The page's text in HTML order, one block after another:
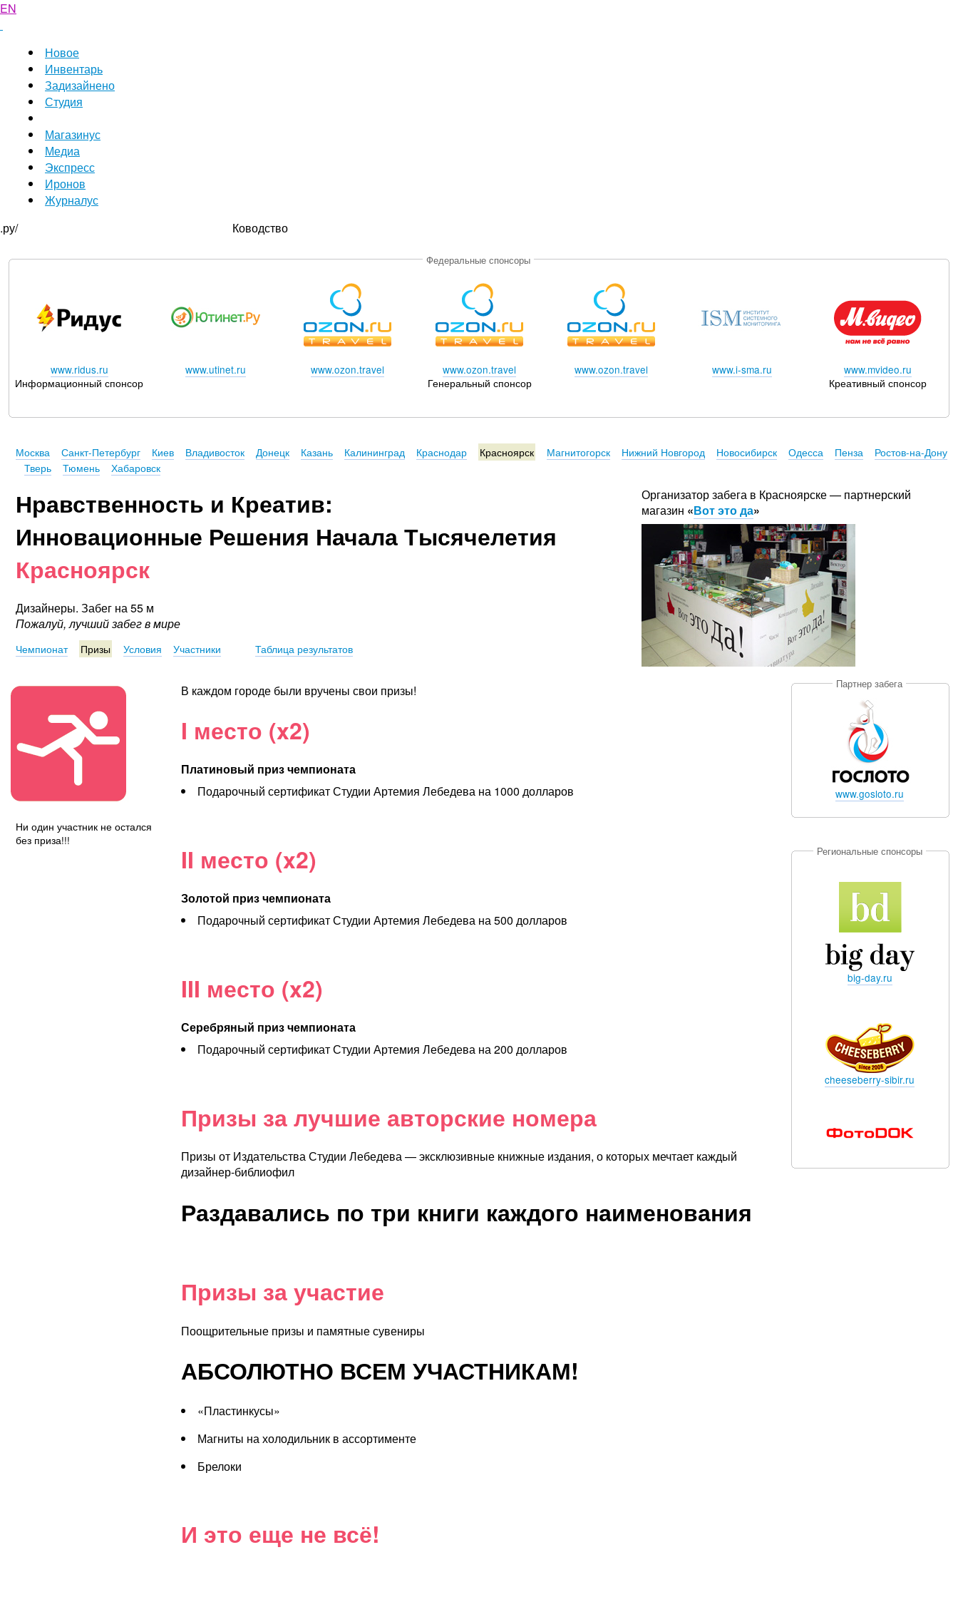
EN
Новое
Инвентарь
Задизайнено
Студия
Магазинус
Медиа
Экспресс
Иронов
Журналус
.ру/
Ководство
Федеральные спонсоры
www.ridus.ru
Информационный спонсор
www.utinet.ru www.ozon.travel
www.ozon.travel
Генеральный спонсор
www.ozon.travel www.i-sma.ru
www.mvideo.ru
Креативный спонсор
Москва Санкт-Петербург Киев Владивосток Донецк Казань Калининград Краснодар Красноярск Магнитогорск Нижний Новгород Новосибирск Одесса Пенза
Ростов-на-Дону
Тверь
Тюмень Хабаровск
Нравственность и Креатив:
Инновационные Решения Начала Тысячелетия
Красноярск
Дизайнеры. Забег на 55 м
Пожалуй, лучший забег в мире
Чемпионат Призы Условия Участники Таблица результатов
Организатор забега в Красноярске — партнерский
магазин «Вот это да»
Ни один участник не остался
без приза!!!
В каждом городе были вручены свои призы!
I место (x2)
Платиновый приз чемпионата
Подарочный сертификат Студии Артемия Лебедева на 1000 долларов
II место (x2)
Золотой приз чемпионата
Подарочный сертификат Студии Артемия Лебедева на 500 долларов
III место (x2)
Серебряный приз чемпионата
Подарочный сертификат Студии Артемия Лебедева на 200 долларов
Призы за лучшие авторские номера
Призы от Издательства Студии Лебедева — эксклюзивные книжные издания, о которых мечтает каждый
дизайнер-библиофил
Раздавались по три книги каждого наименования
Призы за участие
Поощрительные призы и памятные сувениры
АБСОЛЮТНО ВСЕМ УЧАСТНИКАМ!
«Пластинкусы»
Магниты на холодильник в ассортименте
Брелоки
И это еще не всё!
Партнер забега
www.gosloto.ru
Региональные спонсоры
big-day.ru
cheeseberry-sibir.ru